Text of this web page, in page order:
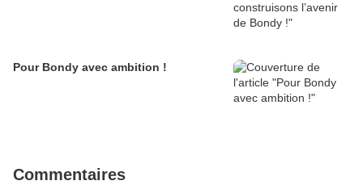
Pour Bondy avec ambition !
Commentaires